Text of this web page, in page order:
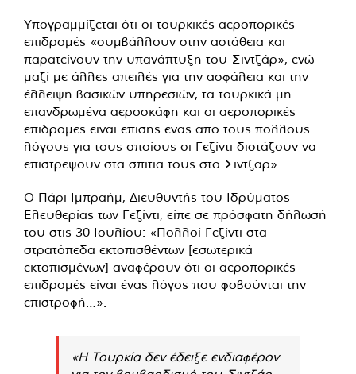
Υπογραμμίζεται ότι οι τουρκικές αεροπορικές
επιδρομές «συμβάλλουν στην αστάθεια και
παρατείνουν την υπανάπτυξη του Σιντζάρ», ενώ
μαζί με άλλες απειλές για την ασφάλεια και την
έλλειψη βασικών υπηρεσιών, τα τουρκικά μη
επανδρωμένα αεροσκάφη και οι αεροπορικές
επιδρομές είναι επίσης ένας από τους πολλούς
λόγους για τους οποίους οι Γεζίντι διστάζουν να
επιστρέψουν στα σπίτια τους στο Σιντζάρ».
Ο Πάρι Ιμπραήμ, Διευθυντής του Ιδρύματος
Ελευθερίας των Γεζίντι, είπε σε πρόσφατη δήλωσή
του στις 30 Ιουλίου: «Πολλοί Γεζίντι στα
στρατόπεδα εκτοπισθέντων [εσωτερικά
εκτοπισμένων] αναφέρουν ότι οι αεροπορικές
επιδρομές είναι ένας λόγος που φοβούνται την
επιστροφή…».
«Η Τουρκία δεν έδειξε ενδιαφέρον